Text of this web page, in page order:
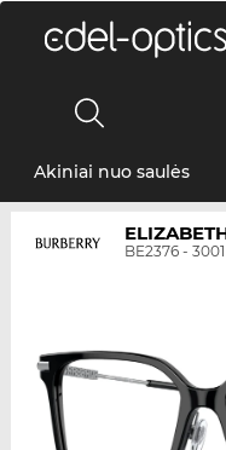
Akiniai nuo saulės
BE2376 - 3001